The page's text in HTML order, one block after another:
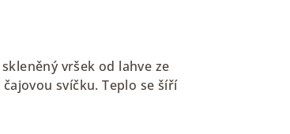
vršek od lahve ze
svíčku. Teplo se šíří